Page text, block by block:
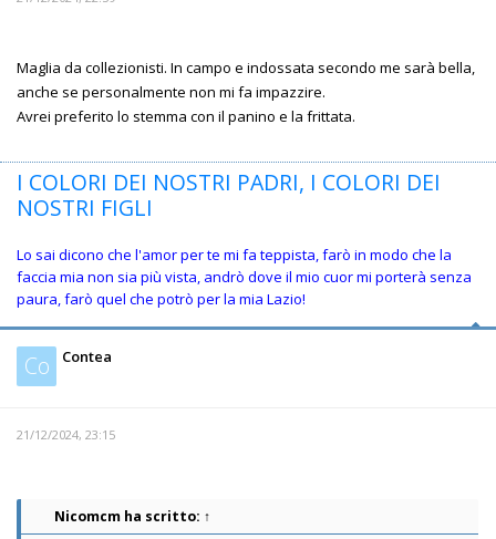
Maglia da collezionisti. In campo e indossata secondo me sarà bella,
anche se personalmente non mi fa impazzire.
Avrei preferito lo stemma con il panino e la frittata.
I COLORI DEI NOSTRI PADRI, I COLORI DEI
NOSTRI FIGLI
Lo sai dicono che l'amor per te mi fa teppista, farò in modo che la
faccia mia non sia più vista, andrò dove il mio cuor mi porterà senza
paura, farò quel che potrò per la mia Lazio!
Co Contea
21/12/2024, 23:15
Nicomcm ha scritto: ↑